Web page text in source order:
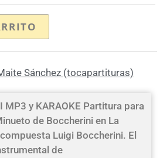
Sánchez (tocapartituras)
MP3 y KARAOKE Partitura para
de Boccherini en La
Luigi Boccherini. El
de